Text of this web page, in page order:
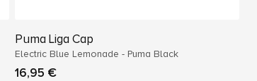
Puma Liga Cap
Electric Blue Lemonade - Puma Black
16,95 €